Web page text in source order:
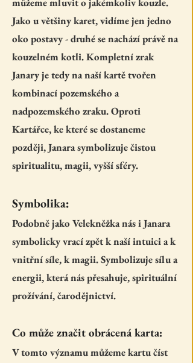
Jako u většiny karet, vidíme jen jedno
oko postavy - druhé se nachází právě na
kouzelném kotli. Kompletní zrak
Janary je tedy na naší kartě tvořen
kombinací pozemského a
nadpozemského zraku. Oproti
Kartářce, ke které se dostaneme
později, Janara symbolizuje čistou
spiritualitu, magii, vyšší sféry.
Symbolika:
Podobně jako Velekněžka nás i Janara
symbolicky vrací zpět k naší intuici a k
vnitřní síle, k magii. Symbolizuje sílu a
energii, která nás přesahuje, spirituální
prožívání, čarodějnictví.
Co může značit obrácená karta:
V tomto významu můžeme kartu číst